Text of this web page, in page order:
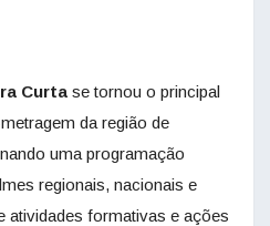
Curta se tornou o principal
da região de
uma programação
regionais, nacionais e
atividades formativas e ações